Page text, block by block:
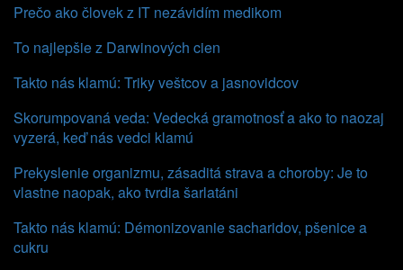
Prečo ako človek z IT nezávidím medikom
To najlepšie z Darwinových cien
Takto nás klamú: Triky veštcov a jasnovidcov
Skorumpovaná veda: Vedecká gramotnosť a ako to naozaj
vyzerá, keď nás vedci klamú
Prekyslenie organizmu, zásaditá strava a choroby: Je to
vlastne naopak, ako tvrdia šarlatáni
Takto nás klamú: Démonizovanie sacharidov, pšenice a
cukru